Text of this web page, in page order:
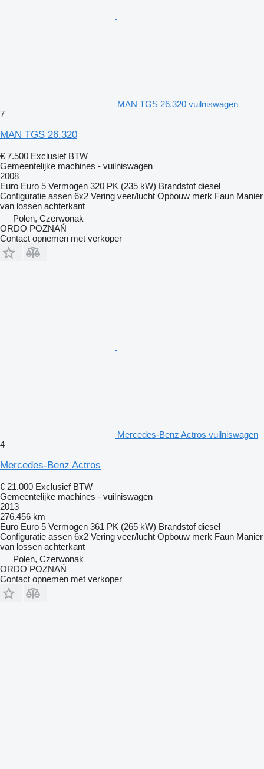
MAN TGS 26.320 vuilniswagen
7
MAN TGS 26.320
€ 7.500 Exclusief BTW
Gemeentelijke machines - vuilniswagen
2008
Euro Euro 5 Vermogen 320 PK (235 kW) Brandstof diesel
Configuratie assen 6x2 Vering veer/lucht Opbouw merk Faun Manier
van lossen achterkant
Polen, Czerwonak
ORDO POZNAŃ
Contact opnemen met verkoper
Mercedes-Benz Actros vuilniswagen
4
Mercedes-Benz Actros
€ 21.000 Exclusief BTW
Gemeentelijke machines - vuilniswagen
2013
276.456 km
Euro Euro 5 Vermogen 361 PK (265 kW) Brandstof diesel
Configuratie assen 6x2 Vering veer/lucht Opbouw merk Faun Manier
van lossen achterkant
Polen, Czerwonak
ORDO POZNAŃ
Contact opnemen met verkoper